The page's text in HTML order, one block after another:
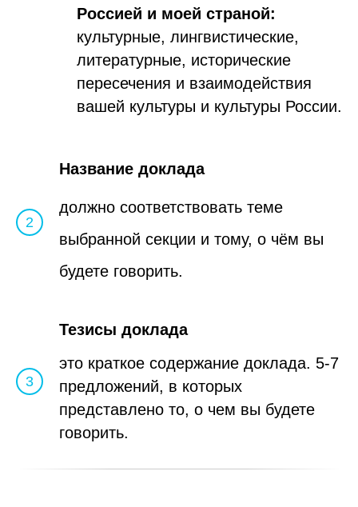
Россией и моей страной:
культурные, лингвистические,
литературные, исторические
пересечения и взаимодействия
вашей культуры и культуры России.
Название доклада
должно соответствовать теме
выбранной секции и тому, о чём вы
будете говорить.
Тезисы доклада
это краткое содержание доклада. 5-7
предложений, в которых
представлено то, о чем вы будете
говорить.